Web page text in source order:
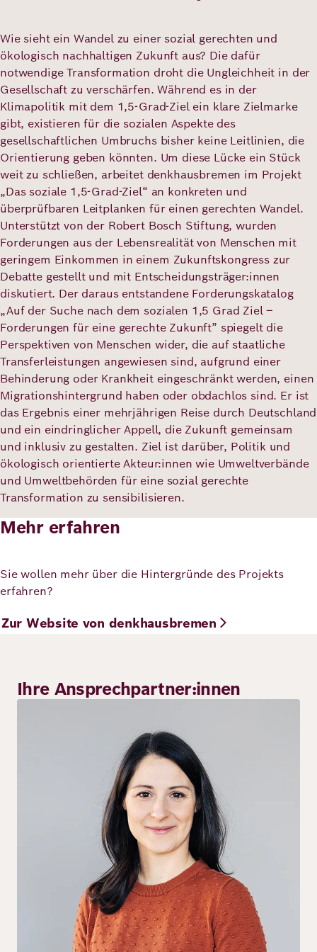
Deutsch Englisch
Wie sieht ein Wandel zu einer sozial gerechten und
ökologisch nachhaltigen Zukunft aus? Die dafür
notwendige Transformation droht die Ungleichheit in der
Gesellschaft zu verschärfen. Während es in der
Klimapolitik mit dem 1,5-Grad-Ziel ein klare Zielmarke
gibt, existieren für die sozialen Aspekte des
gesellschaftlichen Umbruchs bisher keine Leitlinien, die
Orientierung geben könnten. Um diese Lücke ein Stück
weit zu schließen, arbeitet denkhausbremen im Projekt
„Das soziale 1,5-Grad-Ziel“ an konkreten und
überprüfbaren Leitplanken für einen gerechten Wandel.
Unterstützt von der Robert Bosch Stiftung, wurden
Forderungen aus der Lebensrealität von Menschen mit
geringem Einkommen in einem Zukunftskongress zur
Debatte gestellt und mit Entscheidungsträger:innen
diskutiert. Der daraus entstandene Forderungskatalog
„Auf der Suche nach dem sozialen 1,5 Grad Ziel –
Forderungen für eine gerechte Zukunft” spiegelt die
Perspektiven von Menschen wider, die auf staatliche
Transferleistungen angewiesen sind, aufgrund einer
Behinderung oder Krankheit eingeschränkt werden, einen
Migrationshintergrund haben oder obdachlos sind. Er ist
das Ergebnis einer mehrjährigen Reise durch Deutschland
und ein eindringlicher Appell, die Zukunft gemeinsam
und inklusiv zu gestalten. Ziel ist darüber, Politik und
ökologisch orientierte Akteur:innen wie Umweltverbände
und Umweltbehörden für eine sozial gerechte
Transformation zu sensibilisieren.
Mehr erfahren
Sie wollen mehr über die Hintergründe des Projekts
erfahren?
Zur Website von denkhausbremen
Ihre Ansprechpartner:innen
Bild